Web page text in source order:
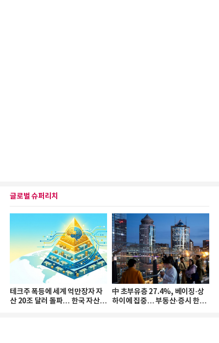
글로벌 슈퍼리치
테크주 폭등에 세계 억만장자 자
산 20조 달러 돌파… 한국 자산
中 초부유층 27.4%, 베이징·상
하이에 집중… 부동산·증시 한파